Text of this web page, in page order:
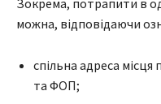
можна, відповідаючи
спільна адреса
та ФОП;